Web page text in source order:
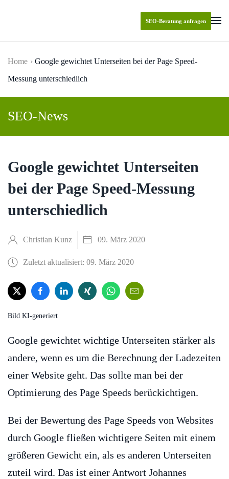
SEO-Beratung anfragen
Home
Google gewichtet Unterseiten bei der Page Speed-
Messung unterschiedlich
SEO-News
Google gewichtet Unterseiten
bei der Page Speed-Messung
unterschiedlich
Christian Kunz 09. März 2020
Zuletzt aktualisiert: 09. März 2020
Bild KI-generiert
Google gewichtet wichtige Unterseiten stärker als
andere, wenn es um die Berechnung der Ladezeiten
einer Website geht. Das sollte man bei der
Optimierung des Page Speeds berückichtigen.
Bei der Bewertung des Page Speeds von Websites
durch Google fließen wichtigere Seiten mit einem
größeren Gewicht ein, als es anderen Unterseiten
zuteil wird. Das ist einer Antwort Johannes